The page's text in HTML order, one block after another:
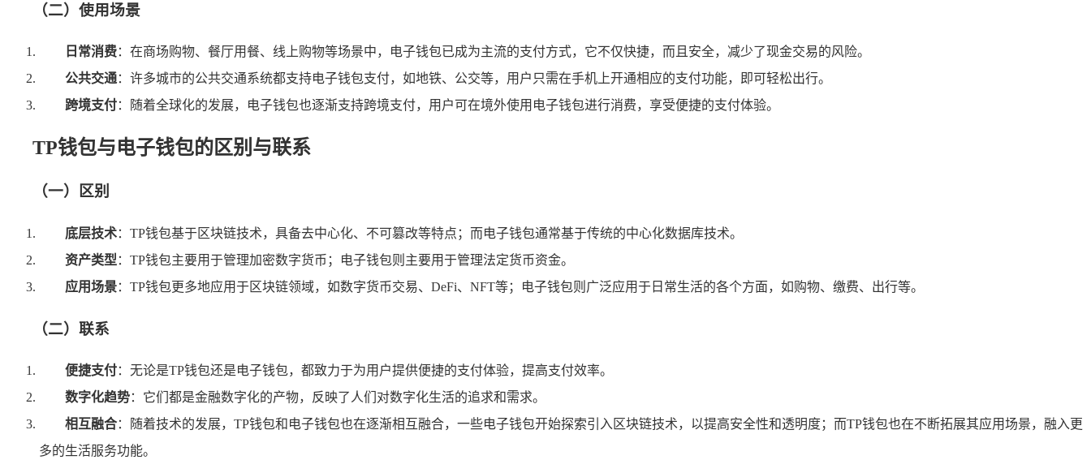
（二）使用场景
日常消费：在商场购物、餐厅用餐、线上购物等场景中，电子钱包已成为主流的支付方式，它不仅快捷，而且安全，减少了现金交易的风险。
公共交通：许多城市的公共交通系统都支持电子钱包支付，如地铁、公交等，用户只需在手机上开通相应的支付功能，即可轻松出行。
跨境支付：随着全球化的发展，电子钱包也逐渐支持跨境支付，用户可在境外使用电子钱包进行消费，享受便捷的支付体验。
TP钱包与电子钱包的区别与联系
（一）区别
底层技术：TP钱包基于区块链技术，具备去中心化、不可篡改等特点；而电子钱包通常基于传统的中心化数据库技术。
资产类型 ：TP钱包主要用于管理加密数字货币；电子钱包则主要用于管理法定货币资金。
应用场景：TP钱包更多地应用于区块链领域，如数字货币交易、DeFi、NFT等；电子钱包则广泛应用于日常生活的各个方面，如购物、缴费、出行等。
（二）联系
便捷支付：无论是TP钱包还是电子钱包，都致力于为用户提供便捷的支付体验，提高支付效率。
数字化趋势：它们都是金融数字化的产物，反映了人们对数字化生活的追求和需求。
相互融合：随着技术的发展，TP钱包和电子钱包也在逐渐相互融合，一些电子钱包开始探索引入区块链技术，以提高安全性和透明度；而TP钱包也在不断拓展其应用场景，融入更
多的生活服务功能。